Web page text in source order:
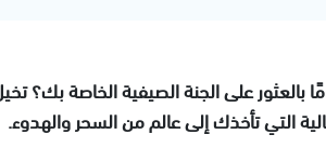
على الجنة الصيفية الخاصة بك؟
التي تأخذك إلى عالم من السحر والهدوء.